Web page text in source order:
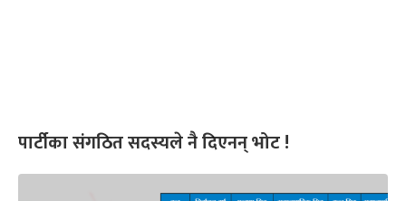
पार्टीका संगठित सदस्यले नै दिएनन् भोट !